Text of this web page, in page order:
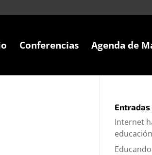
Conferencias Agenda de
Internet
educación